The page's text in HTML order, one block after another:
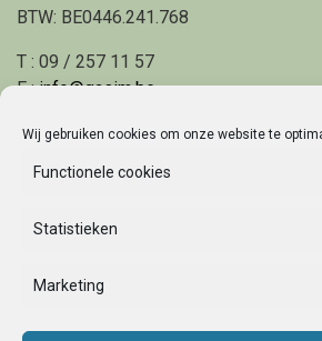
Wij gebruiken cookies om onze website te
Functionele cookies
Statistieken
Marketing
BTW: BE0446.241.768
T : 09 / 257 11 57
E :info@gasim.be
Locatie en mobiliteit
Residenten
Masterplan